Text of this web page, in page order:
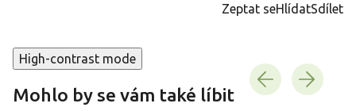
Zeptat seHlídatSdílet
High-contrast mode
Mohlo by se vám také líbit